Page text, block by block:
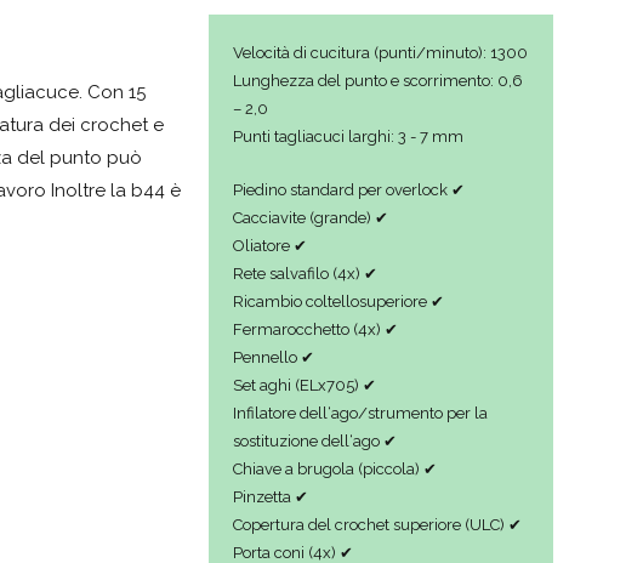
Con 15
dei crochet e
del punto può
Inoltre la b44 è
Velocità di cucitura (punti/minuto): 1300
Lunghezza del punto e scorrimento: 0,6
– 2,0
Punti tagliacuci larghi: 3 - 7 mm
Piedino standard per overlock ✔
Cacciavite (grande) ✔
Oliatore ✔
Rete salvafilo (4x) ✔
Ricambio coltellosuperiore ✔
Fermarocchetto (4x) ✔
Pennello ✔
Set aghi (ELx705) ✔
Infilatore dell‘ago/strumento per la
sostituzione dell‘ago ✔
Chiave a brugola (piccola) ✔
Pinzetta ✔
Copertura del crochet superiore (ULC) ✔
Porta coni (4x) ✔